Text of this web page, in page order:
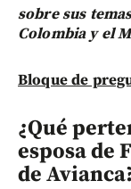
sobre sus
Colombia y el
Bloque de
¿Qué
esposa de
de